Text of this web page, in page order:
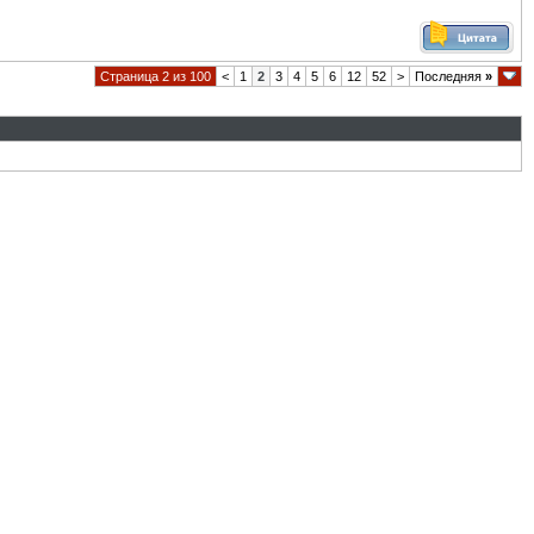
Страница 2 из 100 < 1 2 3 4 5 6 12 52 > Последняя »